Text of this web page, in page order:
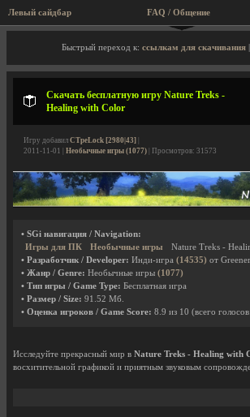
Левый сайдбар FAQ / Общение
Описание игры, скриншоты, видео
Быстрый переход к: ссылкам для скачивания
Скачать бесплатную игру Nature Treks -
Healing with Color
Игру добавил CTpeLock [2980|43]
2011-11-01 | Необычные игры (1077) | Просмотров: 31573
• SGi навигация / Navigation:
Игры для ПК
Необычные игры
Nature Treks -
• Разработчик / Developer: Инди-игра (14535) от
• Жанр / Genre: Необычные игры (1077)
• Тип игры / Game Type: Бесплатная игра
• Размер / Size: 91.52 Мб.
• Оценка игроков / Game Score: 8.9 из 10 (всего голосов:
Исследуйте прекрасный мир в Nature Treks - Healing with
восхитительной графикой и приятным звуковым